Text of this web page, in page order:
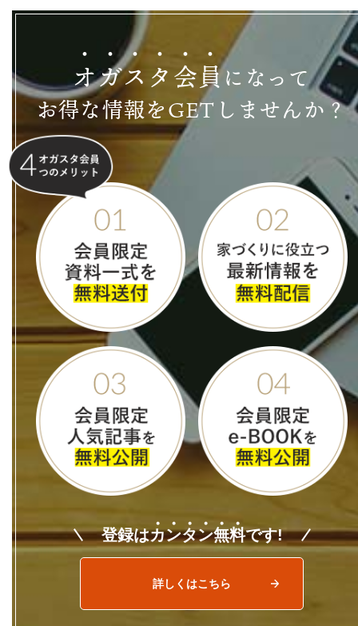
オガス タ会員になって
お得な情報をGETしませんか？
登録はカンタン無料です!
詳しくはこちら